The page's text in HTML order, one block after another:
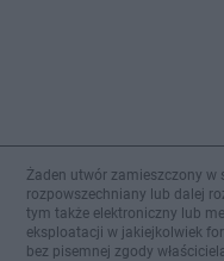
Żaden utwór zamieszczony w
rozpowszechniany lub dalej
tym także elektroniczny lub
eksploatacji w jakiejkolwiek
bez pisemnej zgody